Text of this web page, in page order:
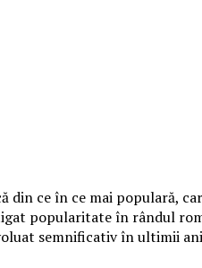
din ce în ce mai populară,
popularitate în rândul
semnificativ în ultimii